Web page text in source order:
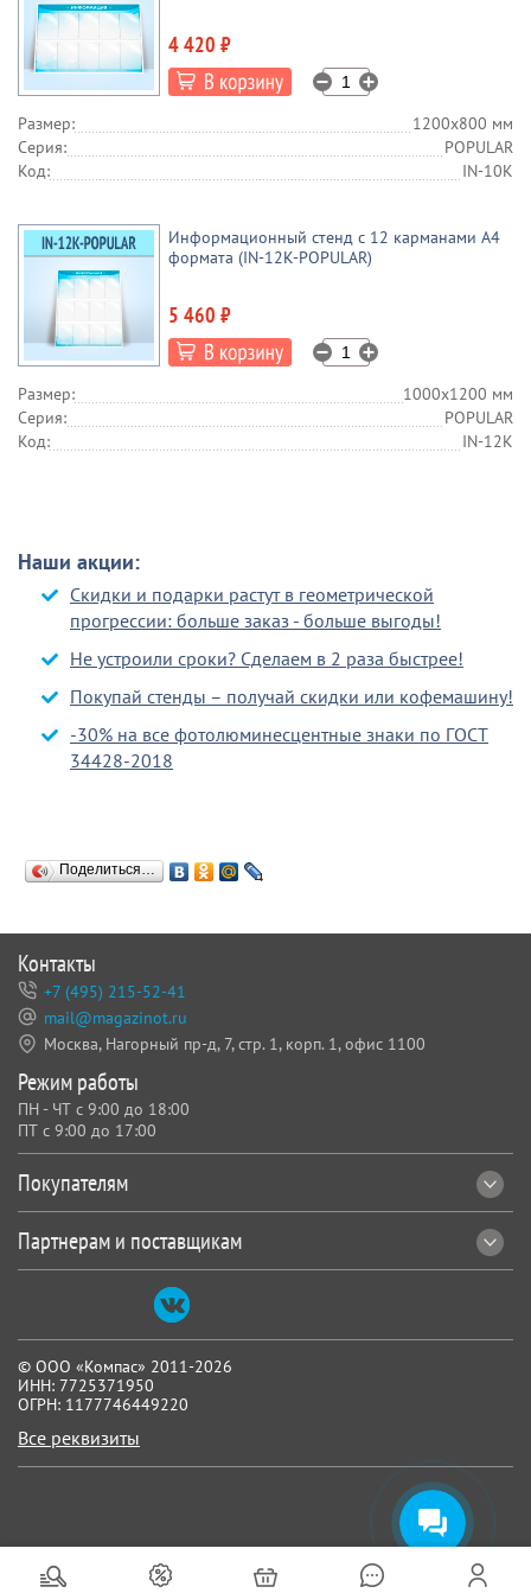
4 420 ₽
Размер:
1200х800 мм
Серия:
POPULAR
Код:
IN-10K
Информационный стенд с 12 карманами А4
формата (IN-12K-POPULAR)
5 460 ₽
Размер:
1000х1200 мм
Серия:
POPULAR
Код:
IN-12K
Наши акции:
Скидки и подарки растут в геометрической
прогрессии: больше заказ - больше выгоды!
Не устроили сроки? Сделаем в 2 раза быстрее!
Покупай стенды – получай скидки или кофемашину!
-30% на все фотолюминесцентные знаки по ГОСТ
34428-2018
Поделиться…
© ООО «Компас» 2011-2026
ИНН: 7725371950
ОГРН: 1177746449220
Все реквизиты
Покупателям
Партнерам и поставщикам
Контакты
+7 (495) 215-52-41
mail@magazinot.ru
Москва, Нагорный пр-д, 7, стр. 1, корп. 1, офис 1100
Режим работы
ПН - ЧТ с 9:00 до 18:00
ПТ с 9:00 до 17:00